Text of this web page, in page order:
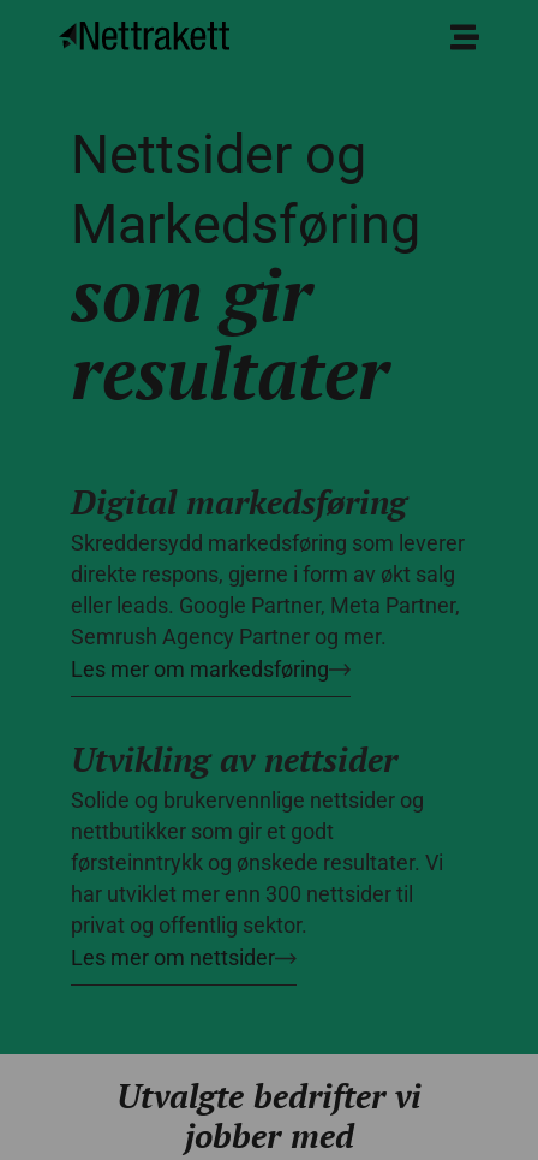
Nettsider og
Markedsføring
som gir
resultater
Digital markedsføring
Skreddersydd markedsføring som leverer
direkte respons, gjerne i form av økt salg
eller leads. Google Partner, Meta Partner,
Semrush Agency Partner og mer.
Les mer om markedsføring
Utvikling av nettsider
Solide og brukervennlige nettsider og
nettbutikker som gir et godt
førsteinntrykk og ønskede resultater. Vi
har utviklet mer enn 300 nettsider til
privat og offentlig sektor.
Les mer om nettsider
Utvalgte bedrifter vi
jobber med